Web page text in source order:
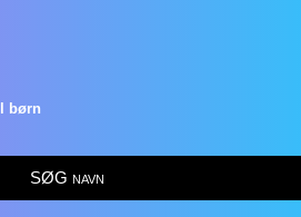
børn
SØG navn